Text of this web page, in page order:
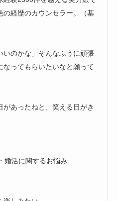
の経歴のカウンセラー。（基
いのかな」そんなふうに頑張
なってもらいたいなと願って
あったねと、笑える日がき
婚活に関するお悩み